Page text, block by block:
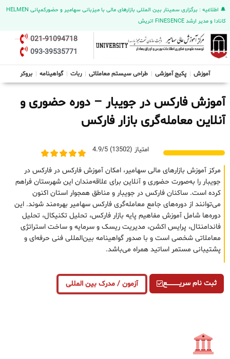
🔔 اطلاعیه : برگزاری سمینار بین المللی بازارهای مالی با میزبانی سهامیر و حضورکمپانی HELMEN
کانادا و مدیر ارشد FINESENCE اتریش
021-91094718
093-39535771
آموزش پکیج آموزشی طراحی سیستم معاملاتی ربات گواهینامه بروکر
آموزش فارکس در جویبار – دوره حضوری و
آنلاین معامله‌گری بازار فارکس
امتیاز (13502) 4.9/5
مرکز آموزش بازارهای مالی سهامیر، امکان آموزش فارکس در فارکس در
جویبار را به‌صورت حضوری و آنلاین برای علاقه‌مندان این شهرستان فراهم
کرده است. ساکنان فارکس در جویبار و مناطق همجوار استان اکنون
می‌توانند از دوره‌های جامع معامله‌گری فارکس سهامیر بهره‌مند شوند. این
دوره‌ها شامل آموزش مفاهیم پایه بازار فارکس، تحلیل تکنیکال، تحلیل
فاندامنتال، پرایس اکشن، مدیریت ریسک و سرمایه و ساخت استراتژی
معاملاتی شخصی است و با صدور گواهینامه بین‌المللی فنی حرفه‌ای و
پشتیبانی مستمر اساتید همراه می‌باشد.
ثبت نام سریــــــــــــع آزمون / مدرک بین المللی